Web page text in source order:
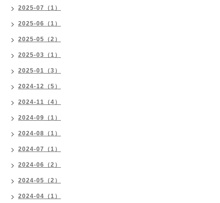
2025-07（1）
2025-06（1）
2025-05（2）
2025-03（1）
2025-01（3）
2024-12（5）
2024-11（4）
2024-09（1）
2024-08（1）
2024-07（1）
2024-06（2）
2024-05（2）
2024-04（1）